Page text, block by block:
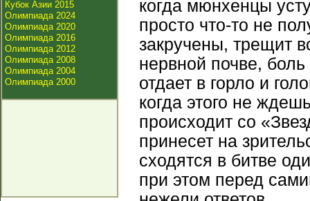
Кубок Азии 2015
Олимпиада 2024
Олимпиада 2020
Олимпиада 2016
Олимпиада 2012
Олимпиада 2008
Олимпиада 2004
Олимпиада 2000
когда мюнхенцы
просто что-то не
закручены, трещит
нервной почве,
отдает в горло и
когда этого не
происходит со
принесет на
сходятся в битве
при этом перед